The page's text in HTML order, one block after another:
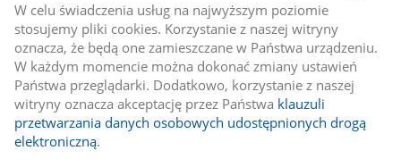
W celu świadczenia usług na najwyższym poziomie
stosujemy pliki cookies. Korzystanie z naszej witryny
oznacza, że będą one zamieszczane w Państwa urządzeniu.
W każdym momencie można dokonać zmiany ustawień
Państwa przeglądarki. Dodatkowo, korzystanie z naszej
witryny oznacza akceptację przez Państwa klauzuli
przetwarzania danych osobowych udostępnionych drogą
elektroniczną.